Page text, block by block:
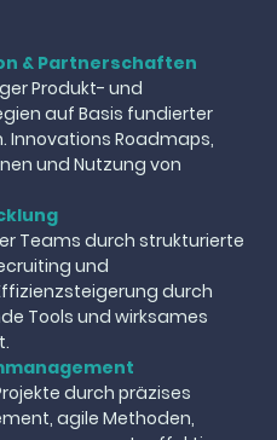
& Partnerschaften
Produkt- und
auf Basis fundierter
Innovations Roadmaps,
und Nutzung von
Teams durch strukturierte
und
durch
Tools und wirksames
durch präzises
agile Methoden,